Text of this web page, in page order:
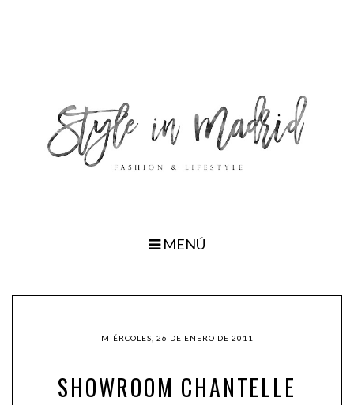
MENÚ
MIÉRCOLES, 26 DE ENERO DE 2011
SHOWROOM CHANTELLE